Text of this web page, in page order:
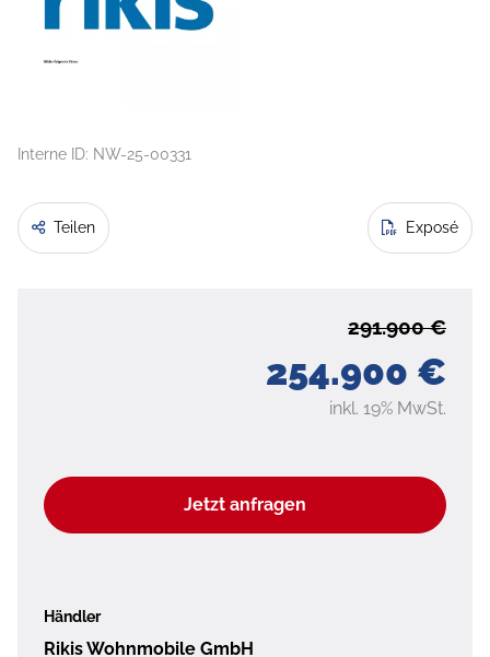
Interne ID: NW-25-00331
Teilen Exposé
254.900 €
291.900 €
inkl. 19% MwSt.
Jetzt anfragen
Händler
Rikis Wohnmobile GmbH